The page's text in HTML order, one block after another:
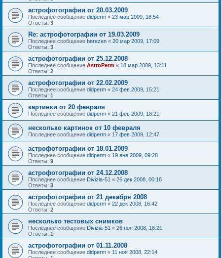
астрофотографии от 20.03.2009
Последнее сообщение didperm « 23 мар 2009, 18:54
Ответы: 3
Re: астрофотографии от 19.03.2009
Последнее сообщение berezen « 20 мар 2009, 17:09
Ответы: 3
астрофотографии от 25.12.2008
Последнее сообщение AstroPerm « 18 мар 2009, 13:11
Ответы: 2
астрофотографии от 22.02.2009
Последнее сообщение didperm « 24 фев 2009, 15:21
Ответы: 1
картинки от 20 февраля
Последнее сообщение didperm « 21 фев 2009, 18:21
несколько картинок от 10 февраля
Последнее сообщение didperm « 17 фев 2009, 12:47
астрофотографии от 18.01.2009
Последнее сообщение didperm « 19 янв 2009, 09:28
Ответы: 9
астрофотографии от 24.12.2008
Последнее сообщение Divizia-51 « 26 дек 2008, 00:18
Ответы: 3
астрофотографии от 21 декабря 2008
Последнее сообщение didperm « 22 дек 2008, 16:42
Ответы: 2
несколько тестовых снимков
Последнее сообщение Divizia-51 « 26 ноя 2008, 18:21
Ответы: 1
астрофотографии от 01.11.2008
Последнее сообщение didperm « 11 ноя 2008, 22:14